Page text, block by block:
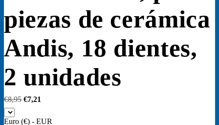
piezas de cerámica
Andis, 18 dientes,
2 unidades
€8,95 El
€7,21
Euro (€) - EUR